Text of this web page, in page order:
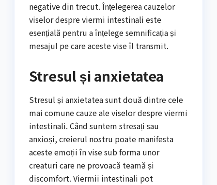
negative din trecut. Înțelegerea cauzelor
viselor despre viermi intestinali este
esențială pentru a înțelege semnificația și
mesajul pe care aceste vise îl transmit.
Stresul și anxietatea
Stresul și anxietatea sunt două dintre cele
mai comune cauze ale viselor despre viermi
intestinali. Când suntem stresați sau
anxioși, creierul nostru poate manifesta
aceste emoții în vise sub forma unor
creaturi care ne provoacă teamă și
discomfort. Viermii intestinali pot